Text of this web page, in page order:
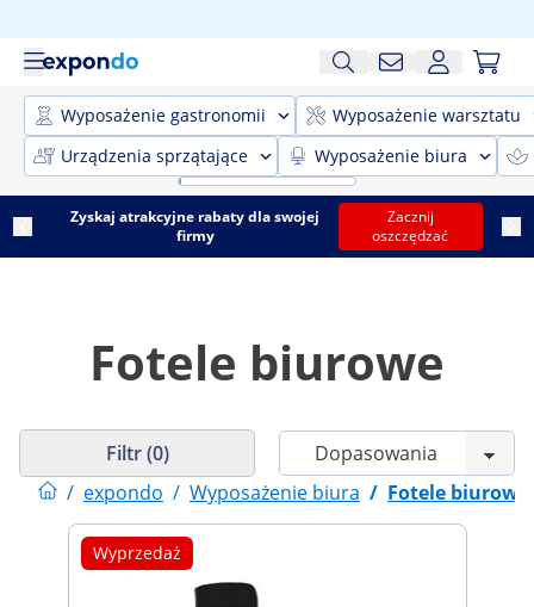
Wyposażenie gastronomii
Wyposażenie warsztatu
Urządzenia sprzątające
Wyposażenie biura
Zyskaj atrakcyjne rabaty dla swojej
firmy
Zacznij
oszczędzać
Fotele biurowe
/ expondo / Wyposażenie biura / Fotele biurowe
Filtr (0)
Wyprzedaż